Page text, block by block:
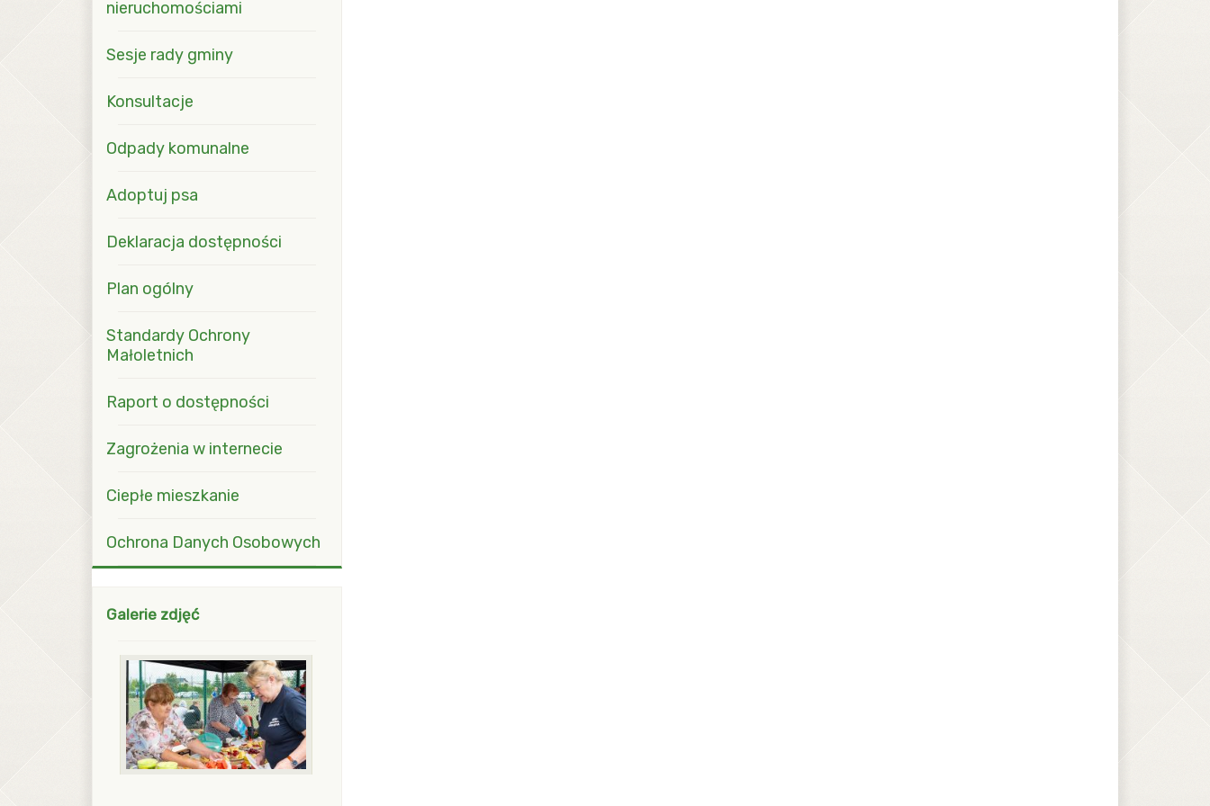
nieruchomościami
Sesje rady gminy
Konsultacje
Odpady komunalne
Adoptuj psa
Deklaracja dostępności
Plan ogólny
Standardy Ochrony
Małoletnich
Raport o dostępności
Zagrożenia w internecie
Ciepłe mieszkanie
Ochrona Danych Osobowych
Galerie zdjęć